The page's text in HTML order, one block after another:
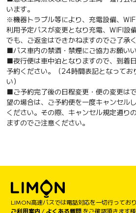
います。
※機器トラブル等により、充電設備、
利用予定バスが変更となり充電、WIFI設
でも、ご返金はできかねますのでご了承く
■バス車内の禁酒・禁煙にご協力お願いい
■夜行便は車中泊となりますので、到着
予約ください。（24時間表記となってお
い）
■ご予約完了後の日程変更・便の変更は
望の場合は、ご予約便を一度キャンセル
ください。その際、キャンセル規定通り
ますのでご注意ください。
LIMON高速バスでは電話対応を一切行っており
ご利用案内 /よくある質問をご確認頂きます